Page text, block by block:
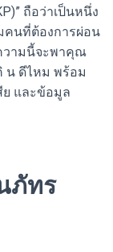
ถือว่าเป็นหนึ่ง
คนที่ต้องการผ่อน
วามนี้จะพาคุณ
น ดีไหม พร้อม
ย และข้อมูล
ภัทร